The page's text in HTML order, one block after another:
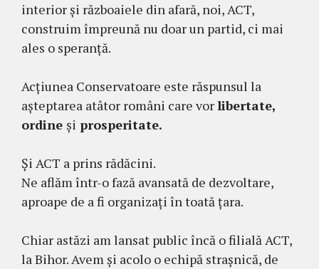
interior și războaiele din afară, noi, ACT,
construim împreună nu doar un partid, ci mai
ales o speranță.
Acțiunea Conservatoare este răspunsul la
așteptarea atâtor români care vorlibertate,
ordine și prosperitate.
Și ACT a prins rădăcini.
Ne aflăm într-o fază avansată de dezvoltare,
aproape de a fi organizați în toată țara.
Chiar astăzi am lansat public încă o filială ACT,
la Bihor. Avem și acolo o echipă strașnică, de